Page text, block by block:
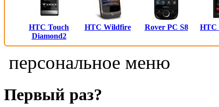
HTC Touch
Diamond2
HTC Wildfire Rover PC S8 HTC
персональное меню
Первый раз?